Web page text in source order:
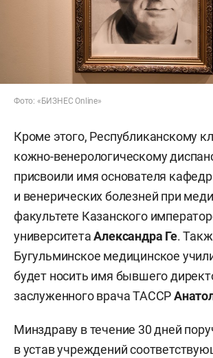
Фото: «БИЗНЕС Online»
Кроме этого, Республиканскому
кожно-венерологическому
присвоили имя основателя
и венерических болезней при
факультете Казанского
университетаАлександра Ге.
Бугульминское медицинское
будет носить имя бывшего
заслуженного врача ТАССР
Минздраву в течение 30 дней
в устав учреждений